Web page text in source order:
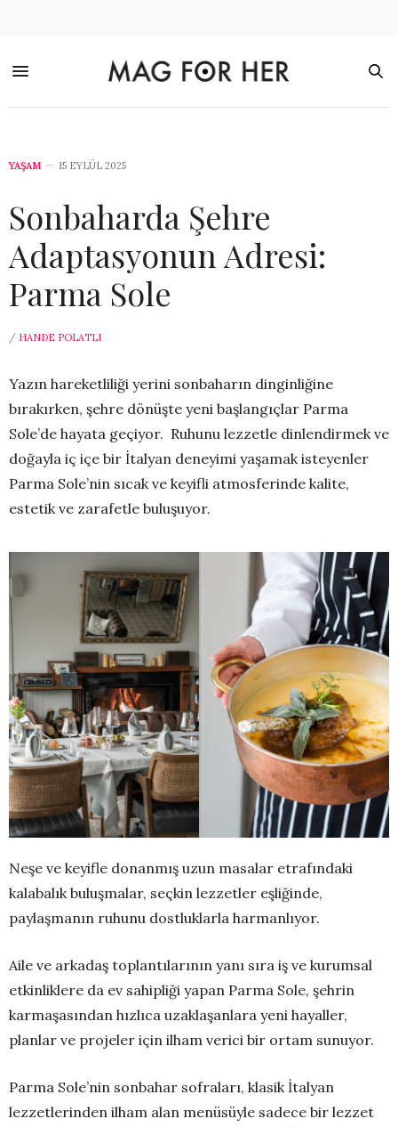
YAŞAM 15 EYLÜL 2025
Sonbaharda Şehre
Adaptasyonun Adresi:
Parma Sole
/ HANDE POLATLI
Yazın hareketliliği yerini sonbaharın dinginliğine
bırakırken, şehre dönüşte yeni başlangıçlar Parma
Sole’de hayata geçiyor. Ruhunu lezzetle dinlendirmek ve
doğayla iç içe bir İtalyan deneyimi yaşamak isteyenler
Parma Sole’nin sıcak ve keyifli atmosferinde kalite,
estetik ve zarafetle buluşuyor.
Neşe ve keyifle donanmış uzun masalar etrafındaki
kalabalık buluşmalar, seçkin lezzetler eşliğinde,
paylaşmanın ruhunu dostluklarla harmanlıyor.
Aile ve arkadaş toplantılarının yanı sıra iş ve kurumsal
etkinliklere da ev sahipliği yapan Parma Sole, şehrin
karmaşasından hızlıca uzaklaşanlara yeni hayaller,
planlar ve projeler için ilham verici bir ortam sunuyor.
Parma Sole’nin sonbahar sofraları, klasik İtalyan
lezzetlerinden ilham alan menüsüyle sadece bir lezzet